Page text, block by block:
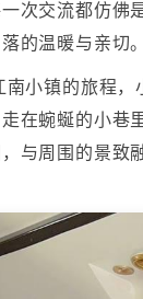
次交流都仿佛
的温暖与亲切。
小镇的旅程
在蜿蜒的小巷
与周围的景致